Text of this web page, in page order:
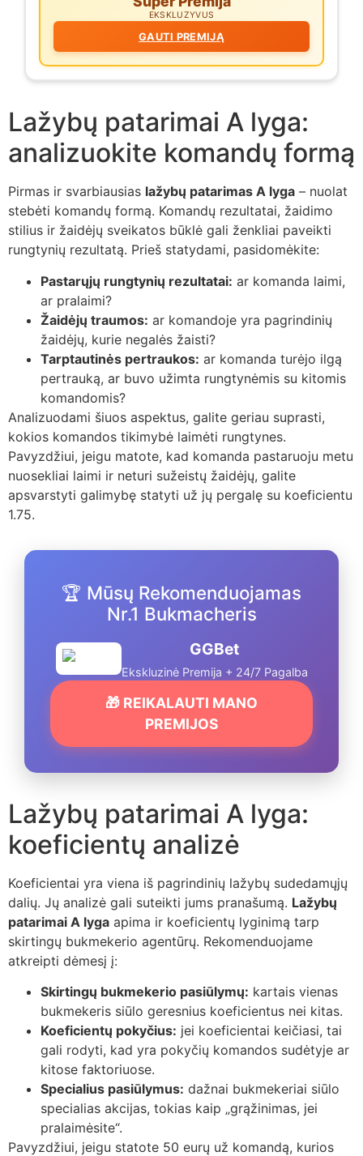
EKSKLUZYVUS
GAUTI PREMIJĄ
Lažybų patarimai A lyga:
analizuokite komandų formą
Pirmas ir svarbiausias lažybų patarimas A lyga – nuolat
stebėti komandų formą. Komandų rezultatai, žaidimo
stilius ir žaidėjų sveikatos būklė gali ženkliai paveikti
rungtynių rezultatą. Prieš statydami, pasidomėkite:
Pastarųjų rungtynių rezultatai: ar komanda laimi,
ar pralaimi?
Žaidėjų traumos: ar komandoje yra pagrindinių
žaidėjų, kurie negalės žaisti?
Tarptautinės pertraukos: ar komanda turėjo ilgą
pertrauką, ar buvo užimta rungtynėmis su kitomis
komandomis?
Analizuodami šiuos aspektus, galite geriau suprasti,
kokios komandos tikimybė laimėti rungtynes.
Pavyzdžiui, jeigu matote, kad komanda pastaruoju metu
nuosekliai laimi ir neturi sužeistų žaidėjų, galite
apsvarstyti galimybę statyti už jų pergalę su koeficientu
1.75.
🏆 Mūsų Rekomenduojamas
Nr.1 Bukmacheris
GGBet
Ekskluzinė Premija + 24/7 Pagalba
🎁 REIKALAUTI MANO
PREMIJOS
Lažybų patarimai A lyga:
koeficientų analizė
Koeficientai yra viena iš pagrindinių lažybų sudedamųjų
dalių. Jų analizė gali suteikti jums pranašumą. Lažybų
patarimai A lyga apima ir koeficientų lyginimą tarp
skirtingų bukmekerio agentūrų. Rekomenduojame
atkreipti dėmesį į:
Skirtingų bukmekerio pasiūlymų: kartais vienas
bukmekeris siūlo geresnius koeficientus nei kitas.
Koeficientų pokyčius: jei koeficientai keičiasi, tai
gali rodyti, kad yra pokyčių komandos sudėtyje ar
kitose faktoriuose.
Specialius pasiūlymus: dažnai bukmekeriai siūlo
specialias akcijas, tokias kaip „grąžinimas, jei
pralaimėsite“.
Pavyzdžiui, jeigu statote 50 eurų už komandą, kurios